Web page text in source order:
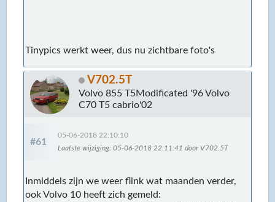
Tinypics werkt weer, dus nu zichtbare foto's
V702.5T
Volvo 855 T5Modificated '96 Volvo
C70 T5 cabrio'02
#61
05-06-2018 22:10:10
Laatste wijziging: 05-06-2018 22:11:41 door V702.5T
Inmiddels zijn we weer flink wat maanden verder,
ook Volvo 10 heeft zich gemeld: